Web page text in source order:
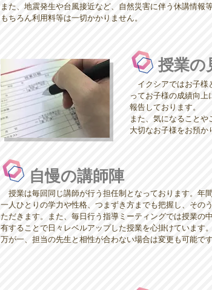
また、地震発生や台風接近など、自然災害に伴う休講情報
​もちろん利用料等は一切かかりません。
授業の
イクシアではお子様
ってお子様の成績向
報告しております。
また、気になることや
大切なお子様をお預か
自慢の講師陣
授業は毎回同じ講師が行う担任制となっております。年
一人ひとりの学力や性格、つまずき方までも把握し、その
ただきます。また、毎日行う指導ミーティングでは授業の
有することで日々レベルアップした授業を心掛けています。
万が一、担当の先生と相性が合わない場合は変更も可能で